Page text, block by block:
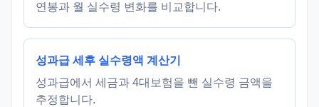
연봉과 월 실수령 변화를 비교합니다.
성과급 세후 실수령액 계산기
성과급에서 세금과 4대보험을 뺀 실수령 금액을
추정합니다.